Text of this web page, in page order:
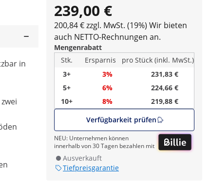
239,00 €
200,84 € zzgl. MwSt. (19%) Wir bieten
auch NETTO-Rechnungen an.
Mengenrabatt
Stk.
Ersparnis
pro Stück (inkl. MwSt.)
3+
3%
231,83 €
5+
6%
224,66 €
10+
8%
219,88 €
Verfügbarkeit prüfen
NEU: Unternehmen können
innerhalb von 30 Tagen bezahlen mit
Ausverkauft
Tiefpreisgarantie
in